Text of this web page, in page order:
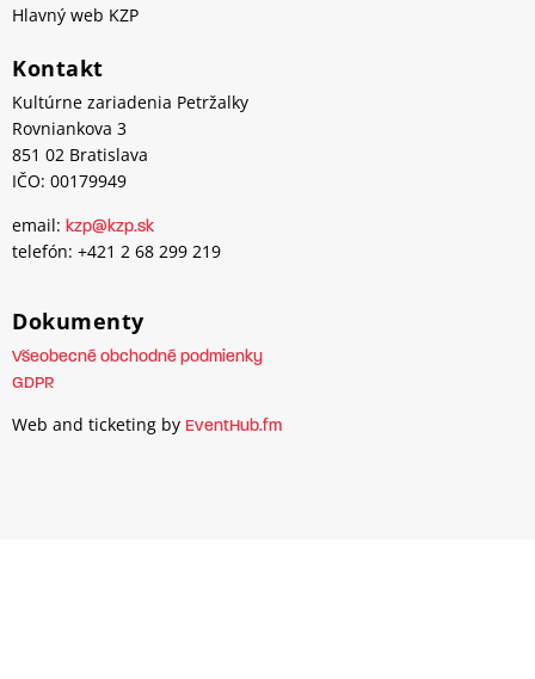
Hlavný web KZP
Kontakt
Kultúrne zariadenia Petržalky
Rovniankova 3
851 02 Bratislava
IČO: 00179949
email: kzp@kzp.sk
telefón: +421 2 68 299 219
Dokumenty
Všeobecné obchodné podmienky
GDPR
Web and ticketing by EventHub.fm